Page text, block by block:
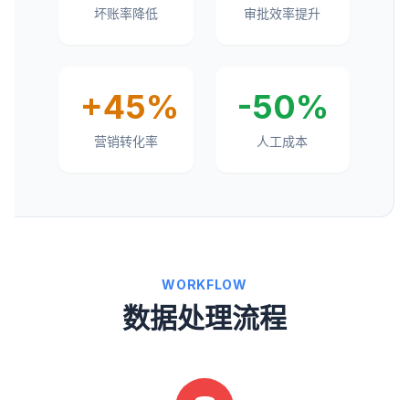
坏账率降低 审批效率提升
+45%
营销转化率
-50%
人工成本
WORKFLOW
数据处理流程